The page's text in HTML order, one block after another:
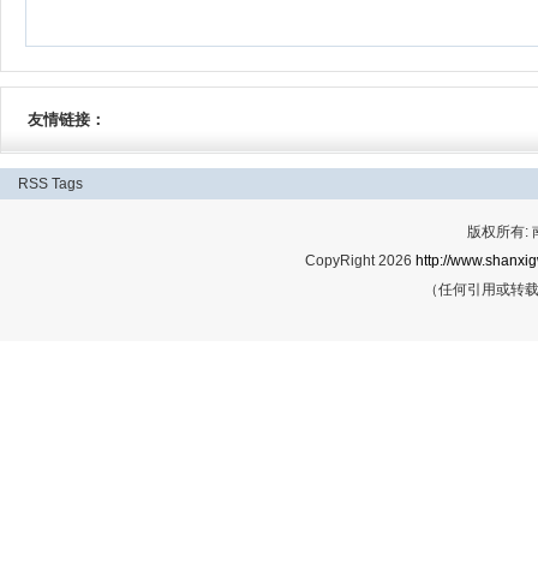
友情链接：
RSS Tags
版权所有:
CopyRight 2026 http://
（任何引用或转